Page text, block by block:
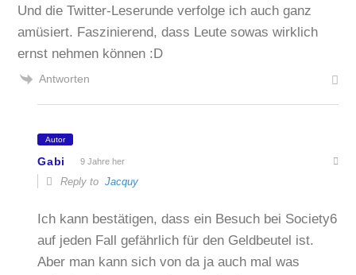
Und die Twitter-Leserunde verfolge ich auch ganz
amüsiert. Faszinierend, dass Leute sowas wirklich
ernst nehmen können :D
Antworten
Autor
Gabi 9 Jahre her
Reply toJacquy
Ich kann bestätigen, dass ein Besuch bei Society6
auf jeden Fall gefährlich für den Geldbeutel ist.
Aber man kann sich von da ja auch mal was